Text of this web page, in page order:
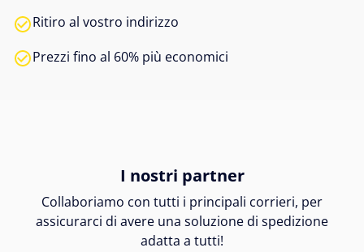
Ritiro al vostro indirizzo
Prezzi fino al 60% più economici
I nostri partner
Collaboriamo con tutti i principali corrieri, per
assicurarci di avere una soluzione di spedizione
adatta a tutti!